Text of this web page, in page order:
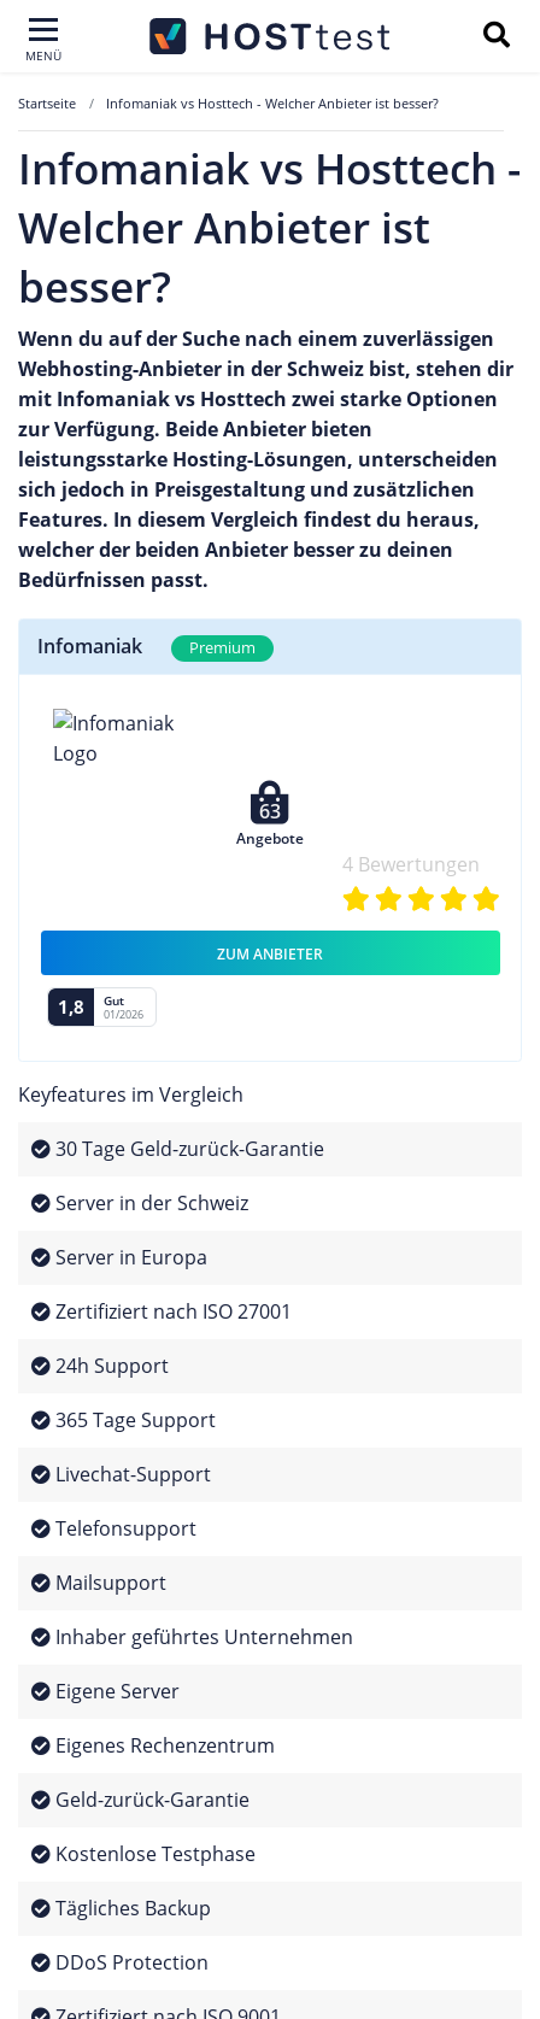
MENÜ
Startseite Infomaniak vs Hosttech - Welcher Anbieter ist besser?
Infomaniak vs Hosttech -
Welcher Anbieter ist
besser?
Wenn du auf der Suche nach einem zuverlässigen
Webhosting-Anbieter in der Schweiz bist, stehen dir
mit Infomaniak vs Hosttech zwei starke Optionen
zur Verfügung. Beide Anbieter bieten
leistungsstarke Hosting-Lösungen, unterscheiden
sich jedoch in Preisgestaltung und zusätzlichen
Features. In diesem Vergleich findest du heraus,
welcher der beiden Anbieter besser zu deinen
Bedürfnissen passt.
Infomaniak Premium
63
Angebote
4 Bewertungen
ZUM ANBIETER
1,8 Gut
01/2026
Keyfeatures im Vergleich
30 Tage Geld-zurück-Garantie
Server in der Schweiz
Server in Europa
Zertifiziert nach ISO 27001
24h Support
365 Tage Support
Livechat-Support
Telefonsupport
Mailsupport
Inhaber geführtes Unternehmen
Eigene Server
Eigenes Rechenzentrum
Geld-zurück-Garantie
Kostenlose Testphase
Tägliches Backup
DDoS Protection